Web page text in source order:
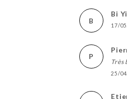
B
Bi
17/
P
Très
25/